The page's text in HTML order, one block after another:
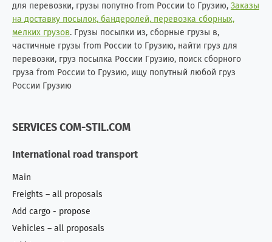
для перевозки, грузы попутно from России to Грузию, Заказы
на доставку посылок, бандеролей, перевозка сборных,
мелких грузов. Грузы посылки из, сборные грузы в,
частичные грузы from России to Грузию, найти груз для
перевозки, груз посылка России Грузию, поиск сборного
груза from России to Грузию, ищу попутный любой груз
России Грузию
SERVICES COM-STIL.COM
International road transport
Main
Freights – all proposals
Add cargo - propose
Vehicles – all proposals